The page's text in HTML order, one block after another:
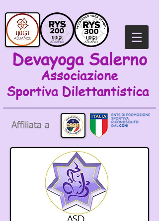
Devayoga Salerno
Associazione
Sportiva Dilettantistica
Affiliata a